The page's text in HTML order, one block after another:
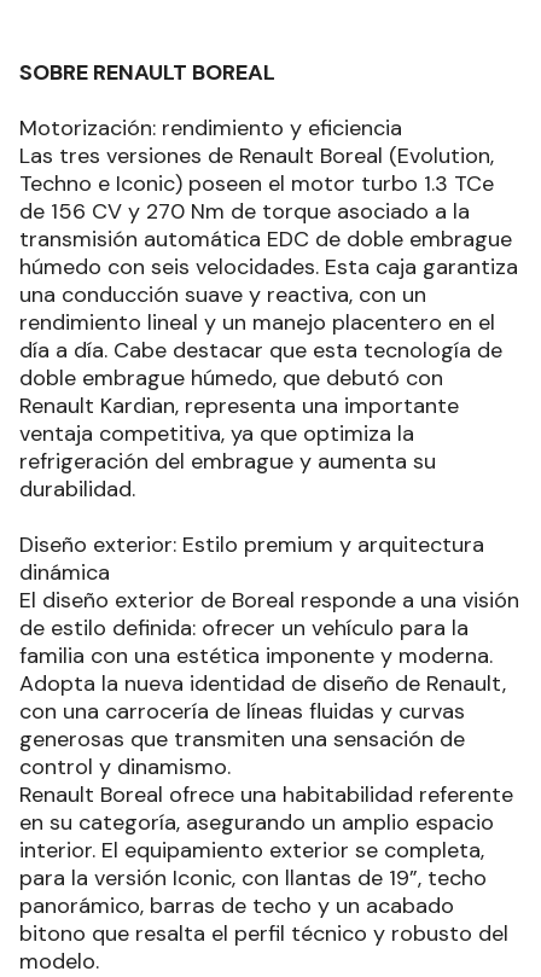
SOBRE RENAULT BOREAL
Motorización: rendimiento y eficiencia
Las tres versiones de Renault Boreal (Evolution,
Techno e Iconic) poseen el motor turbo 1.3 TCe
de 156 CV y 270 Nm de torque asociado a la
transmisión automática EDC de doble embrague
húmedo con seis velocidades. Esta caja garantiza
una conducción suave y reactiva, con un
rendimiento lineal y un manejo placentero en el
día a día. Cabe destacar que esta tecnología de
doble embrague húmedo, que debutó con
Renault Kardian, representa una importante
ventaja competitiva, ya que optimiza la
refrigeración del embrague y aumenta su
durabilidad.
Diseño exterior: Estilo premium y arquitectura
dinámica
El diseño exterior de Boreal responde a una visión
de estilo definida: ofrecer un vehículo para la
familia con una estética imponente y moderna.
Adopta la nueva identidad de diseño de Renault,
con una carrocería de líneas fluidas y curvas
generosas que transmiten una sensación de
control y dinamismo.
Renault Boreal ofrece una habitabilidad referente
en su categoría, asegurando un amplio espacio
interior. El equipamiento exterior se completa,
para la versión Iconic, con llantas de 19”, techo
panorámico, barras de techo y un acabado
bitono que resalta el perfil técnico y robusto del
modelo.